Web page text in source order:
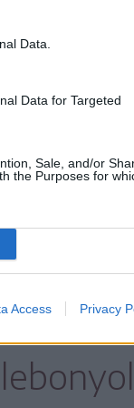
Data.
Data for Targeted
Sale, and/or
the Purposes for
Access Privacy
személynél